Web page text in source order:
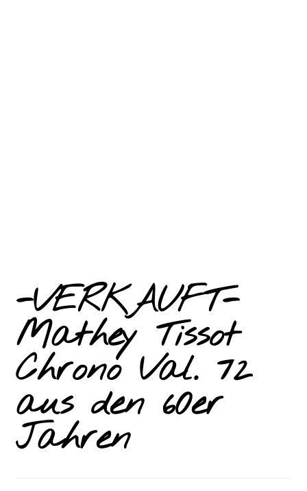
-VERKAUFT-
Mathey Tissot
Chrono Val. 72
aus den 60er
Jahren